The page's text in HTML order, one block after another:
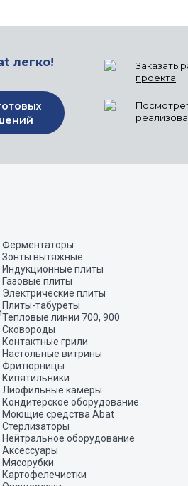
легко!
Заказать
проекта
Ферментаторы
Зонты вытяжные
Индукционные плиты
Газовые плиты
Электрические плиты
Плиты-табуреты
Тепловые линии 700, 900
Сковороды
Контактные грили
Настольные витрины
Фритюрницы
Кипятильники
Лиофильные камеры
Кондитерское оборудование
Моющие средства Abat
Стерлизаторы
Нейтральное оборудование
Аксессуары
Мясорубки
Картофелечистки